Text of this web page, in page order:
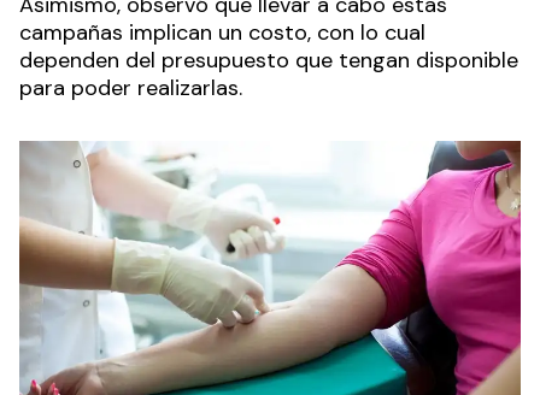
campañas implican un costo, con lo cual
dependen del presupuesto que tengan disponible
para poder realizarlas.